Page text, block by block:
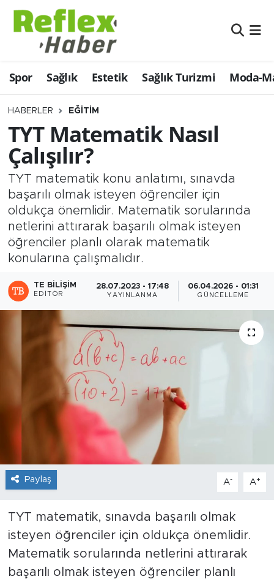
Spor Sağlık Estetik Sağlık Turizmi Moda-
HABERLER EĞITIM
TYT Matematik Nasıl
Çalışılır?
TYT matematik konu anlatımı, sınavda
başarılı olmak isteyen öğrenciler için
oldukça önemlidir. Matematik sorularında
netlerini attırarak başarılı olmak isteyen
öğrenciler planlı olarak matematik
konularına çalışmalıdır.
TE BILIŞIM
EDITÖR
28.07.2023 - 17:48
YAYINLANMA
06.04.2026 - 01:31
GÜNCELLEME
Paylaş A- A+
TYT matematik, sınavda başarılı olmak
isteyen öğrenciler için oldukça önemlidir.
Matematik sorularında netlerini attırarak
başarılı olmak isteyen öğrenciler planlı
Eğitim
Estetik
Firmalardan
Güncel
İş ve Ekonomi
Moda-Magazin-Eğlence
Sağlık
Sağlık Turizmi
Sanat
Spor
Teknoloji
Nöbetçi Eczaneler
Hava Durumu
Namaz Vakitleri
Trafik Durumu
Şampiyonlar Ligi Puan Durumu ve Fikstür
Son Dakika Haberleri
Haber Arşivi